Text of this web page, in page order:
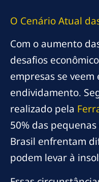
O Cenário Atual
Com o aumento
desafios
empresas se
endividamento.
realizado pela
50% das
Brasil enfrentam
podem levar à